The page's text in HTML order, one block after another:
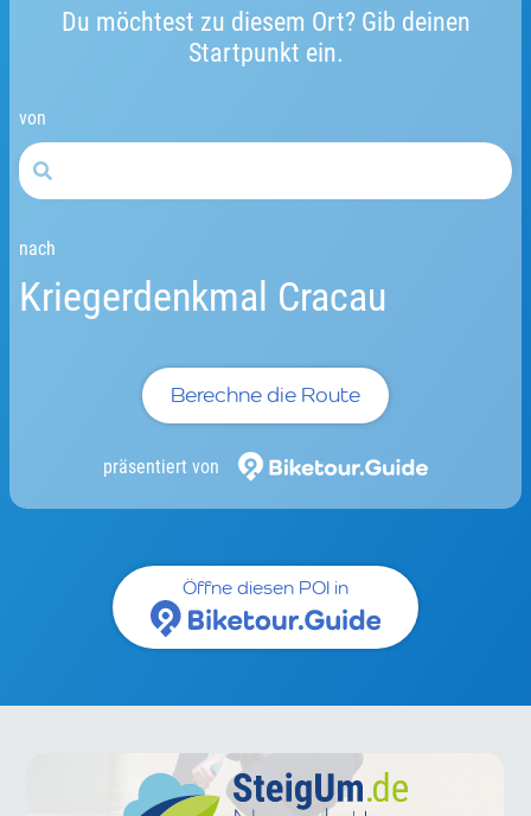
Du möchtest zu diesem Ort? Gib deinen
Startpunkt ein.
von
nach
Kriegerdenkmal Cracau
Berechne die Route
präsentiert von
Öffne diesen POI in